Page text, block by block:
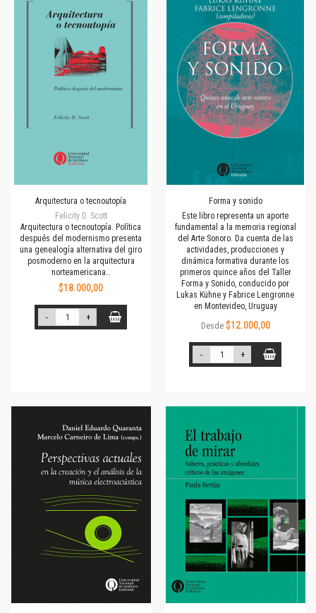
Arquitectura o tecnoutopía
Felicity D. Scott
Arquitectura o tecnoutopía. Política
después del modernismo presenta
una genealogía alternativa del giro
posmoderno en la arquitectura
norteamericana…
$18.000,00
- +
Forma y sonido
Este libro representa un aporte
fundamental a la memoria regional
del Arte Sonoro. Da cuenta de las
actividades, producciones y
dinámica formativa durante los
primeros quince años del Taller
Forma y Sonido, conducido por
Lukas Kühne y Fabrice Lengronne
en Montevideo, Uruguay
Desde $12.000,00
- +